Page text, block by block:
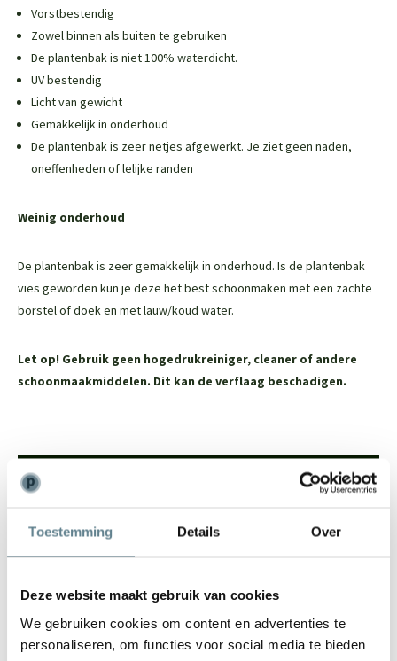
Toestemming Details Over
Deze website maakt gebruik van cookies
We gebruiken cookies om content en advertenties te
personaliseren, om functies voor social media te bieden
Vorstbestendig
Zowel binnen als buiten te gebruiken
De plantenbak is niet 100% waterdicht.
UV bestendig
Licht van gewicht
Gemakkelijk in onderhoud
De plantenbak is zeer netjes afgewerkt. Je ziet geen naden,
oneffenheden of lelijke randen
Weinig onderhoud
De plantenbak is zeer gemakkelijk in onderhoud. Is de plantenbak
vies geworden kun je deze het best schoonmaken met een zachte
borstel of doek en met lauw/koud water.
Let op! Gebruik geen hogedrukreiniger, cleaner of andere
schoonmaakmiddelen. Dit kan de verflaag beschadigen.
team!
Bel0344-228104
Mailinfo@polyesterplantenbakken.nl